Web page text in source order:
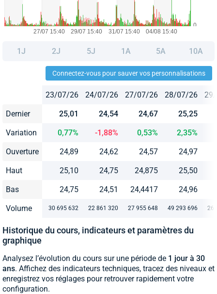
1J 2J 5J 1A 5A 10A
Connectez-vous pour sauver vos personnalisations
23/07/26 24/07/26 27/07/26 28/07/26
Dernier 25,01 24,54 24,67 25,25
Variation 0,77% -1,88% 0,53% 2,35%
Ouverture 24,89 24,62 24,57 24,97
Haut 25,10 24,75 24,875 25,50
Bas 24,75 24,51 24,4417 24,96
Volume 30 695 632 22 861 320 27 955 648 49 293 696 26
Historique du cours, indicateurs et paramètres du
graphique
Analysez l’évolution du cours sur une période de 1 jour à 30
ans. Affichez des indicateurs techniques, tracez des niveaux et
enregistrez vos réglages pour retrouver rapidement votre
configuration.